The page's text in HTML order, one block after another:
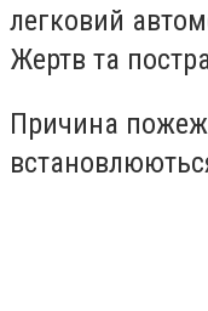
легковий
Жертв та
Причина